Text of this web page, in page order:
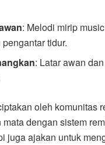
: Melodi mirip
tidur.
: Latar awan
oleh komunitas
dengan sistem
juga ajakan untuk